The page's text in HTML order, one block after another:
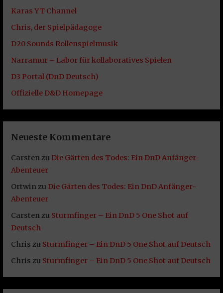
Karas YT Channel
Chris, der Spielpädagoge
D20 Sounds Rollenspielmusik
Narramur – Labor für kollaboratives Spielen
D3 Portal (DnD Deutsch)
Offizielle D&D Homepage
Neueste Kommentare
Carstenzu Die Gärten des Todes: Ein DnD Anfänger-
Abenteuer
Ortwinzu Die Gärten des Todes: Ein DnD Anfänger-
Abenteuer
Carstenzu Sturmfinger – Ein DnD 5 One Shot auf
Deutsch
Chris zu Sturmfinger – Ein DnD 5 One Shot auf Deutsch
Chris zu Sturmfinger – Ein DnD 5 One Shot auf Deutsch